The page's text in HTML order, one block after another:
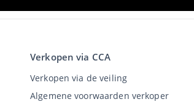
Verkopen via CCA
Verkopen via de veiling
Algemene voorwaarden verkoper